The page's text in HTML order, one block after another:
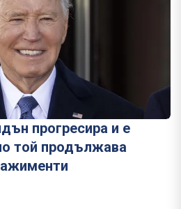
прогресира и е
той продължава